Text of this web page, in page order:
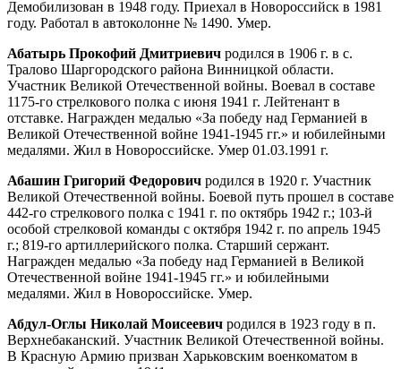
Демобилизован в 1948 году. Приехал в Новороссийск в 1981
году. Работал в автоколонне № 1490. Умер.
Абатырь Прокофий Дмитриевич родился в 1906 г. в с.
Тралово Шаргородского района Винницкой области.
Участник Великой Отечественной войны. Воевал в составе
1175-го стрелкового полка с июня 1941 г. Лейтенант в
отставке. Награжден медалью «За победу над Германией в
Великой Отечественной войне 1941-1945 гг.» и юбилейными
медалями. Жил в Новороссийске. Умер 01.03.1991 г.
Абашин Григорий Федорович родился в 1920 г. Участник
Великой Отечественной войны. Боевой путь прошел в составе
442-го стрелкового полка с 1941 г. по октябрь 1942 г.; 103-й
особой стрелковой команды с октября 1942 г. по апрель 1945
г.; 819-го артиллерийского полка. Старший сержант.
Награжден медалью «За победу над Германией в Великой
Отечественной войне 1941-1945 гг.» и юбилейными
медалями. Жил в Новороссийске. Умер.
Абдул-Оглы Николай Моисеевич родился в 1923 году в п.
Верхнебаканский. Участник Великой Отечественной войны.
В Красную Армию призван Харьковским военкоматом в